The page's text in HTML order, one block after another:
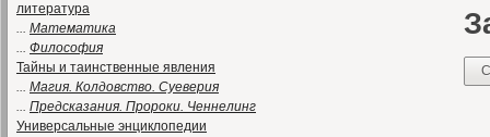
литература
... Математика
... Философия
Тайны и таинственные явления
... Магия. Колдовство. Суеверия
... Предсказания. Пророки. Ченнелинг
Универсальные энциклопедии